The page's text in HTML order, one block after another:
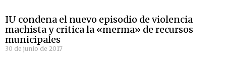
IU condena el nuevo episodio de violencia
machista y critica la «merma» de recursos
municipales
30 de junio de 2017